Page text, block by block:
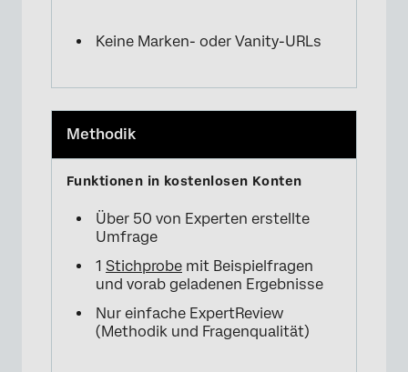
Keine Marken- oder Vanity-URLs
Methodik
Über 50 von Experten erstellte
Umfrage
1 Stichprobe mit Beispielfragen
und vorab geladenen Ergebnisse
Nur einfache ExpertReview
(Methodik und Fragenqualität)